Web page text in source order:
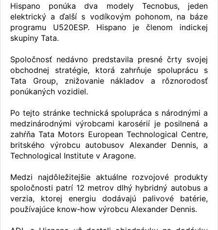
Hispano ponúka dva modely Tecnobus, jeden
elektrický a ďalší s vodíkovým pohonom, na báze
programu U520ESP. Hispano je členom indickej
skupiny Tata.
Spoločnosť nedávno predstavila presné črty svojej
obchodnej stratégie, ktorá zahrňuje spoluprácu s
Tata Group, znižovanie nákladov a rôznorodosť
ponúkaných vozidiel.
Po tejto stránke technická spolupráca s národnými a
medzinárodnými výrobcami karosérií je posilnená a
zahŕňa Tata Motors European Technological Centre,
britského výrobcu autobusov Alexander Dennis, a
Technological Institute v Aragone.
Medzi najdôležitejšie aktuálne rozvojové produkty
spoločnosti patrí 12 metrov dlhý hybridný autobus a
verzia, ktorej energiu dodávajú palivové batérie,
používajúce know-how výrobcu Alexander Dennis.